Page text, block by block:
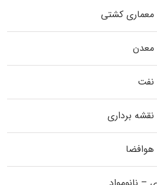
معماری کشتی
معدن
نفت
برداری